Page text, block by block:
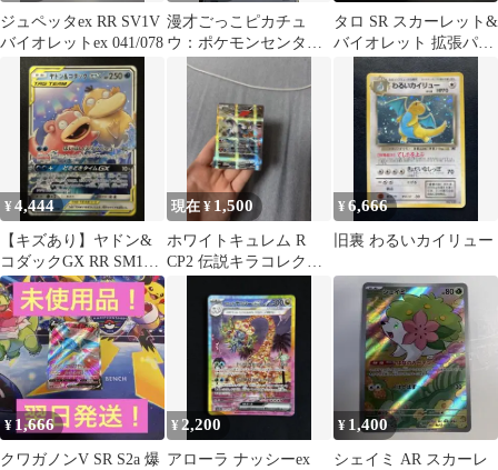
ジュペッタex RR SV1V
バイオレットex 041/078
漫才ごっこピカチュ
ウ：ポケモンセンター
オーサカDX オープン
記念 おいかぜキャ…
タロ SR スカーレット&
バイオレット 拡張パッ
ク ステラミラクル
¥4,444
【キズあり】ヤドン&
コダックGX RR SM11
ミラクルツイン 011/094
現在 ¥ 1,500
ホワイトキュレム R
CP2 伝説キラコレクシ
¥6,666
旧裏 わるいカイリュー
¥ 1,666
クワガノンV SR S2a 爆
¥ 2,200
アローラ ナッシーex
¥ 1,400
シェイミ AR スカーレ